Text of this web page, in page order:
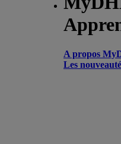
A propos
Les